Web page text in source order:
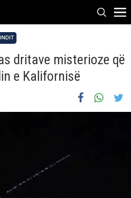
dritave misterioze që
e Kalifornisë